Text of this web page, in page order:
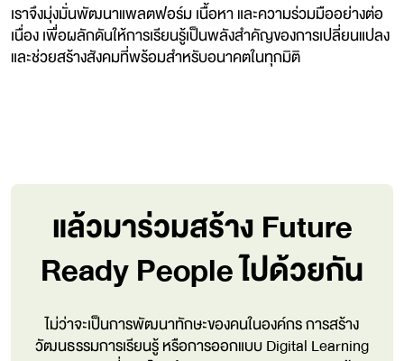
เราจึงมุ่งมั่นพัฒนาแพลตฟอร์ม เนื้อหา และความร่วมมืออย่างต่อ
เนื่อง เพื่อผลักดันให้การเรียนรู้เป็นพลังสำคัญของการเปลี่ยนแปลง
และช่วยสร้างสังคมที่พร้อมสำหรับอนาคตในทุกมิติ
แล้วมาร่วมสร้าง Future
Ready People ไปด้วยกัน
ไม่ว่าจะเป็นการพัฒนาทักษะของคนในองค์กร การสร้าง
วัฒนธรรมการเรียนรู้ หรือการออกแบบ Digital Learning